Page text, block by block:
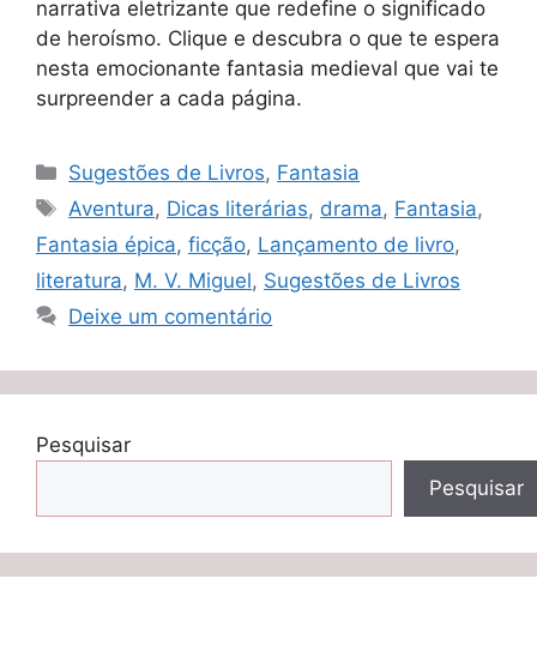
narrativa eletrizante que redefine o significado
de heroísmo. Clique e descubra o que te espera
nesta emocionante fantasia medieval que vai te
surpreender a cada página.
Categorias
Sugestões de Livros, Fantasia
Tags
Aventura, Dicas literárias, drama, Fantasia,
Fantasia épica, ficção, Lançamento de livro,
literatura, M. V. Miguel, Sugestões de Livros
Deixe um comentário
Pesquisar
Pesquisar